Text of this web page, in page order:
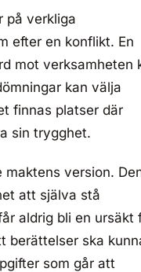
på verkliga
efter en konflikt. En
mot verksamheten
kan välja
finnas platser där
sin trygghet.
version.
att själva stå
aldrig bli en ursäkt
berättelser ska
som går att